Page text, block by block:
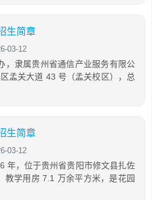
生简章
03-12
，隶属贵州省通信产业服务有限公
孟关大道 43 号（孟关校区），总
生简章
03-12
年，位于贵州省贵阳市修文县扎佐
教学用房 7.1 万余平方米，是花园